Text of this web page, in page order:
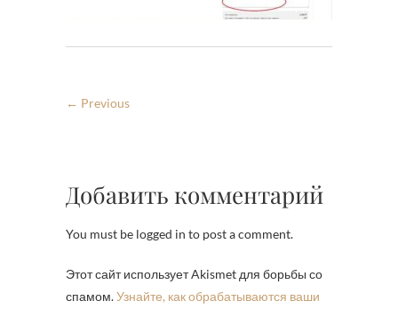
← Previous
Добавить комментарий
You must be logged in to post a comment.
Этот сайт использует Akismet для борьбы со
спамом.Узнайте, как обрабатываются ваши